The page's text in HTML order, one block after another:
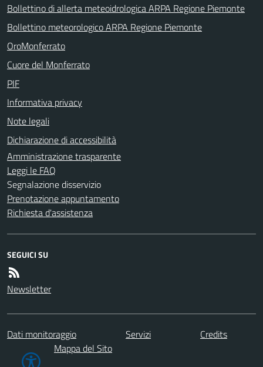
Bollettino di allerta meteoidrologica ARPA Regione Piemonte
Bollettino meteorologico ARPA Regione Piemonte
OroMonferrato
Cuore del Monferrato
PIF
Informativa privacy
Note legali
Dichiarazione di accessibilità
Amministrazione trasparente
Leggi le FAQ
Segnalazione disservizio
Prenotazione appuntamento
Richiesta d'assistenza
SEGUICI SU
Newsletter
Dati monitoraggio Servizi
Credits
Mappa del Sito